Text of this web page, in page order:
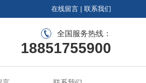
在线留言 | 联系我们
全国服务热线：
18851755900